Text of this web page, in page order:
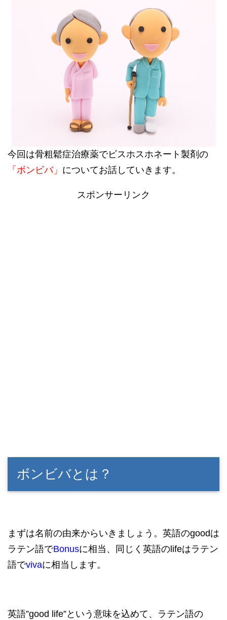
今回は骨粗鬆症治療薬でビスホスホネート製剤の
「ボンビバ」 についてお話していきます。
スポンサーリンク
ボンビバとは？
まずは名前の由来からいきましょう。英語のgoodは
ラテン語でBonusに相当、同じく英語のlifeはラテン
語でvivaに相当します。
英語”good life”という意味を込めて、ラテン語の